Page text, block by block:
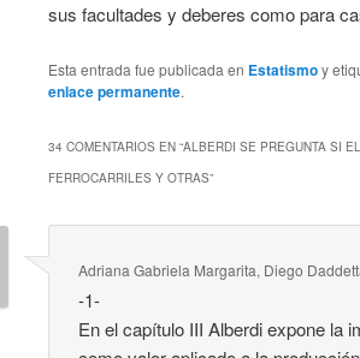
sus facultades y deberes como para
Esta entrada fue publicada en Estatismoy
enlace permanente.
34 COMENTARIOS EN “ALBERDI SE PREGUNTA SI
FERROCARRILES Y OTRAS”
Adriana Gabriela Margarita, Diego
-1-
En el capítulo III Alberdi expone la